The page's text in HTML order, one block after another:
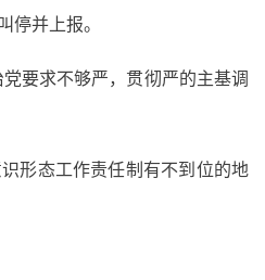
停并上报。
党要求不够严，贯彻严的主基调
形态工作责任制有不到位的地